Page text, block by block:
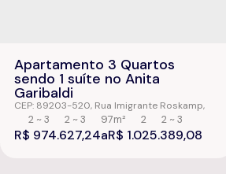
Apartamento 3 Quartos
sendo 1 suíte no Anita
Garibaldi
R$ 974.627,24 R$ 1.025.389,08
CEP: 89203-520, Rua Imigrante Roskamp,
Anita Garibaldi
Joinville Santa Catarina
Brasil
2 ~ 3 2 ~ 3
97m²
2 ~ 3
2
843m²